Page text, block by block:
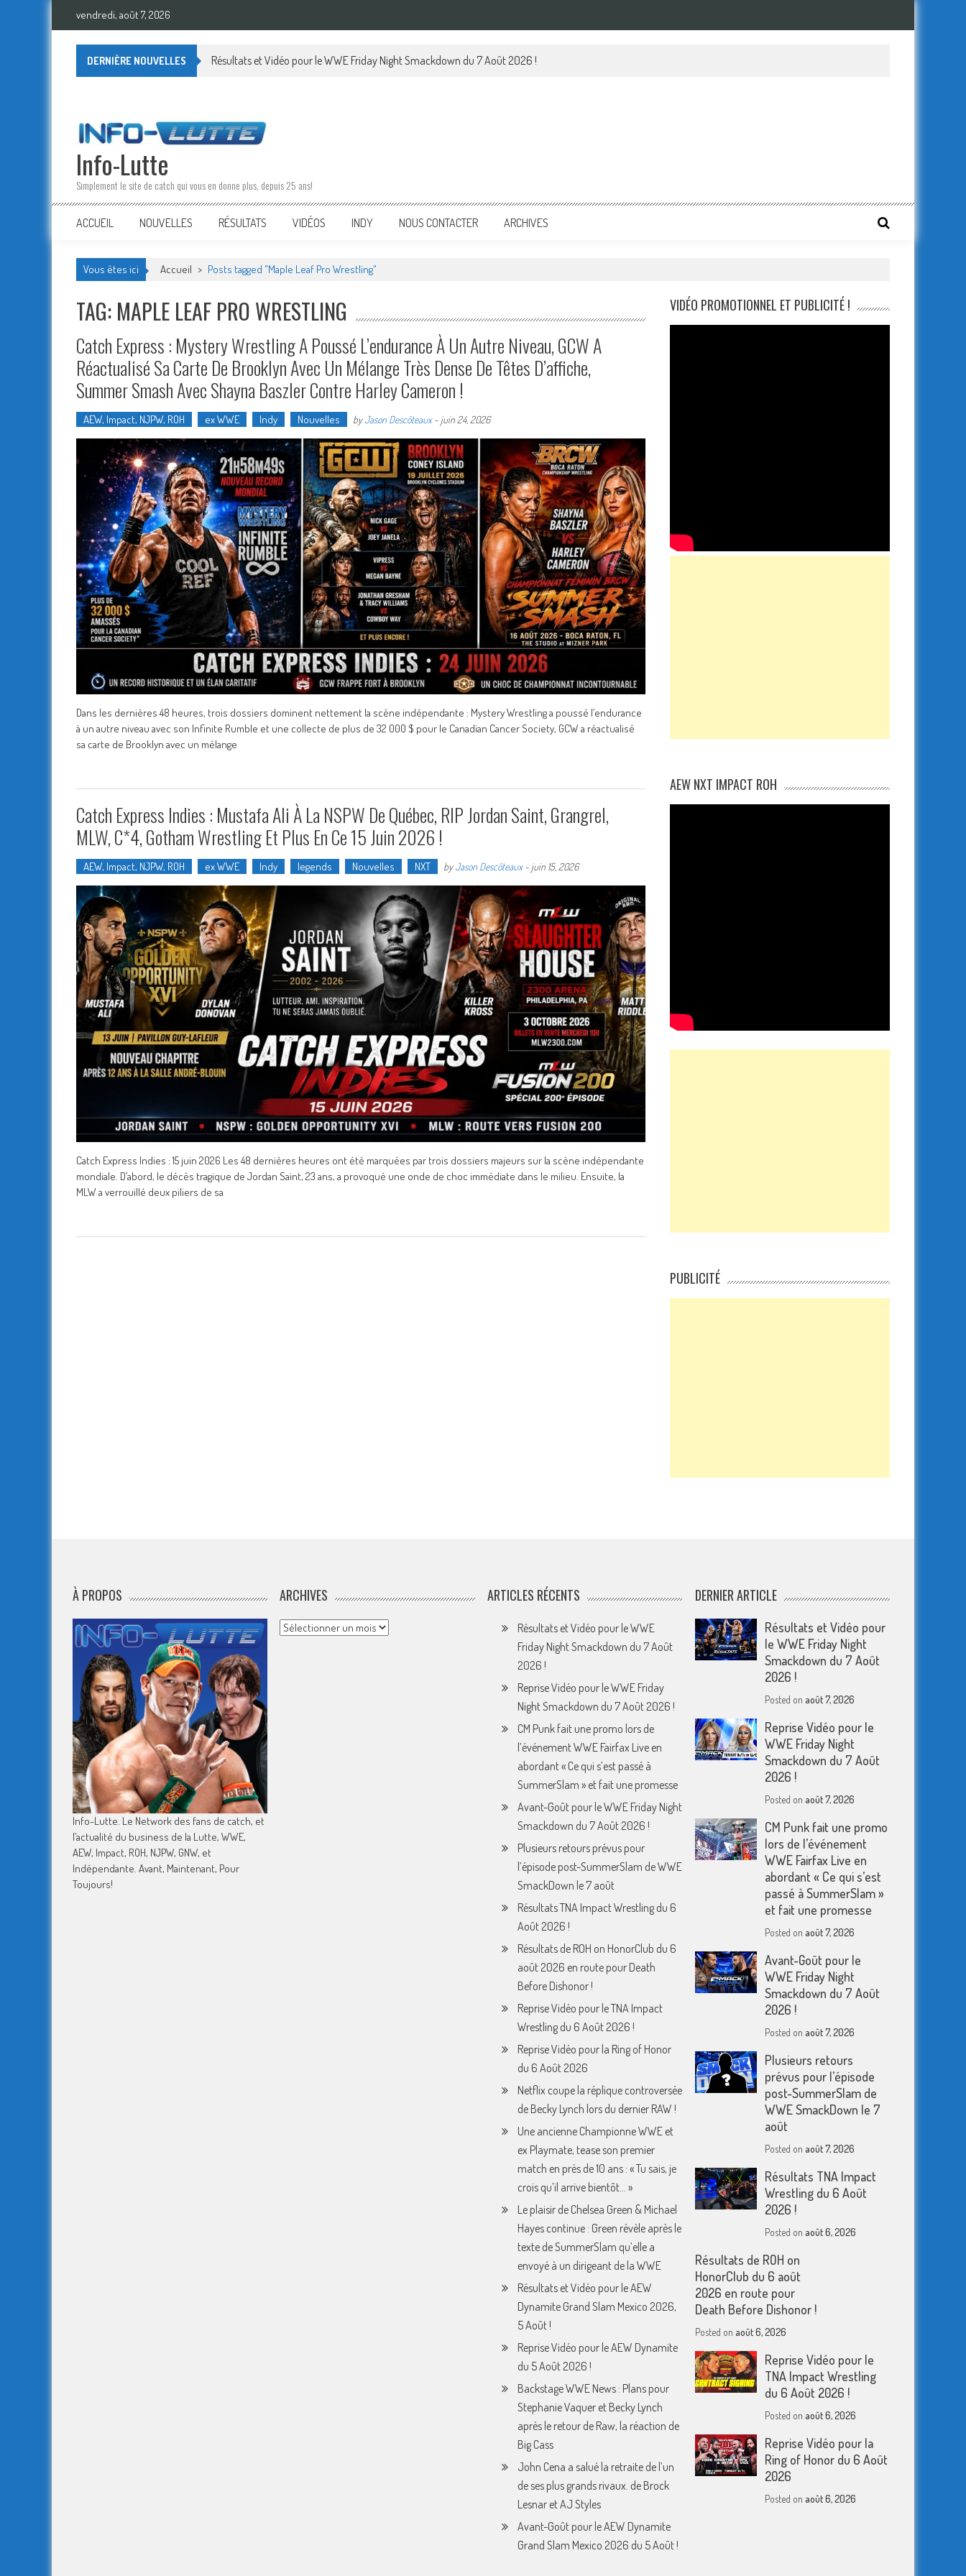
Skip
vendredi, août 7, 2026
DERNIÈRE NOUVELLES Résultats et Vidéo pour le WWE Friday Night Smackdown du 7 Août 2026 !
Info-Lutte
Simplement le site de catch qui vous en donne plus, depuis 25 ans!
ACCUEIL NOUVELLES RÉSULTATS VIDÉOS INDY NOUS CONTACTER ARCHIVES
Vous êtes ici Accueil > Posts tagged "Maple Leaf Pro Wrestling"
TAG: MAPLE LEAF PRO WRESTLING
Catch Express : Mystery Wrestling A Poussé L’endurance À Un Autre Niveau, GCW A
Réactualisé Sa Carte De Brooklyn Avec Un Mélange Très Dense De Têtes D’affiche,
Summer Smash Avec Shayna Baszler Contre Harley Cameron !
AEW, Impact, NJPW, ROH ex WWE Indy Nouvelles byJason Descôteaux- juin 24, 2026
Dans les dernières 48 heures, trois dossiers dominent nettement la scène indépendante : Mystery Wrestling a poussé l’endurance
à un autre niveau avec son Infinite Rumble et une collecte de plus de 32 000 $ pour le Canadian Cancer Society, GCW a réactualisé
sa carte de Brooklyn avec un mélange
Catch Express Indies : Mustafa Ali À La NSPW De Québec, RIP Jordan Saint, Grangrel,
MLW, C*4, Gotham Wrestling Et Plus En Ce 15 Juin 2026 !
AEW, Impact, NJPW, ROH ex WWE Indy legends Nouvelles NXT byJason Descôteaux- juin 15, 2026
Catch Express Indies : 15 juin 2026 Les 48 dernières heures ont été marquées par trois dossiers majeurs sur la scène indépendante
mondiale. D’abord, le décès tragique de Jordan Saint, 23 ans, a provoqué une onde de choc immédiate dans le milieu. Ensuite, la
MLW a verrouillé deux piliers de sa
VIDÉO PROMOTIONNEL ET PUBLICITÉ !
AEW NXT IMPACT ROH
PUBLICITÉ
À PROPOS
Info-Lutte. Le Network des fans de catch, et
l’actualité du business de la Lutte, WWE,
AEW, Impact, ROH, NJPW, GNW, et
Indépendante. Avant, Maintenant, Pour
Toujours!
ARCHIVES
Archives
ARTICLES RÉCENTS
Résultats et Vidéo pour le WWE
Friday Night Smackdown du 7 Août
2026 !
Reprise Vidéo pour le WWE Friday
Night Smackdown du 7 Août 2026 !
CM Punk fait une promo lors de
l’événement WWE Fairfax Live en
abordant « Ce qui s’est passé à
SummerSlam » et fait une promesse
Avant-Goût pour le WWE Friday Night
Smackdown du 7 Août 2026 !
Plusieurs retours prévus pour
l’épisode post-SummerSlam de WWE
SmackDown le 7 août
Résultats TNA Impact Wrestling du 6
Août 2026 !
Résultats de ROH on HonorClub du 6
août 2026 en route pour Death
Before Dishonor !
Reprise Vidéo pour le TNA Impact
Wrestling du 6 Août 2026 !
Reprise Vidéo pour la Ring of Honor
du 6 Août 2026
Netflix coupe la réplique controversée
de Becky Lynch lors du dernier RAW !
Une ancienne Championne WWE et
ex Playmate, tease son premier
match en près de 10 ans : « Tu sais, je
crois qu’il arrive bientôt… »
Le plaisir de Chelsea Green & Michael
Hayes continue : Green révèle après le
texte de SummerSlam qu’elle a
envoyé à un dirigeant de la WWE
Résultats et Vidéo pour le AEW
Dynamite Grand Slam Mexico 2026,
5 Août !
Reprise Vidéo pour le AEW Dynamite
du 5 Août 2026 !
Backstage WWE News : Plans pour
Stephanie Vaquer et Becky Lynch
après le retour de Raw, la réaction de
Big Cass
John Cena a salué la retraite de l’un
de ses plus grands rivaux. de Brock
Lesnar et AJ Styles
Avant-Goût pour le AEW Dynamite
Grand Slam Mexico 2026 du 5 Août !
DERNIER ARTICLE
Résultats et Vidéo pour
le WWE Friday Night
Smackdown du 7 Août
2026 !
Posted on août 7, 2026
Reprise Vidéo pour le
WWE Friday Night
Smackdown du 7 Août
2026 !
Posted on août 7, 2026
CM Punk fait une promo
lors de l’événement
WWE Fairfax Live en
abordant « Ce qui s’est
passé à SummerSlam »
et fait une promesse
Posted on août 7, 2026
Avant-Goût pour le
WWE Friday Night
Smackdown du 7 Août
2026 !
Posted on août 7, 2026
Plusieurs retours
prévus pour l’épisode
post-SummerSlam de
WWE SmackDown le 7
août
Posted on août 7, 2026
Résultats TNA Impact
Wrestling du 6 Août
2026 !
Posted on août 6, 2026
Résultats de ROH on
HonorClub du 6 août
2026 en route pour
Death Before Dishonor !
Posted on août 6, 2026
Reprise Vidéo pour le
TNA Impact Wrestling
du 6 Août 2026 !
Posted on août 6, 2026
Reprise Vidéo pour la
Ring of Honor du 6 Août
2026
Posted on août 6, 2026